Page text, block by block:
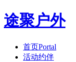
途聚户外
首页Portal
活动约伴